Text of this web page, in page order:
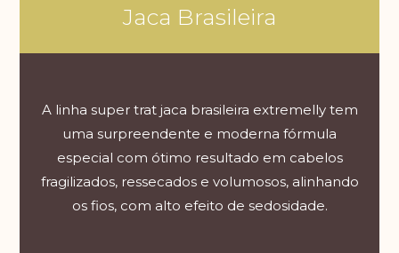
Jaca Brasileira
A linha super trat jaca brasileira extremelly tem
uma surpreendente e moderna fórmula
especial com ótimo resultado em cabelos
fragilizados, ressecados e volumosos, alinhando
os fios, com alto efeito de sedosidade.